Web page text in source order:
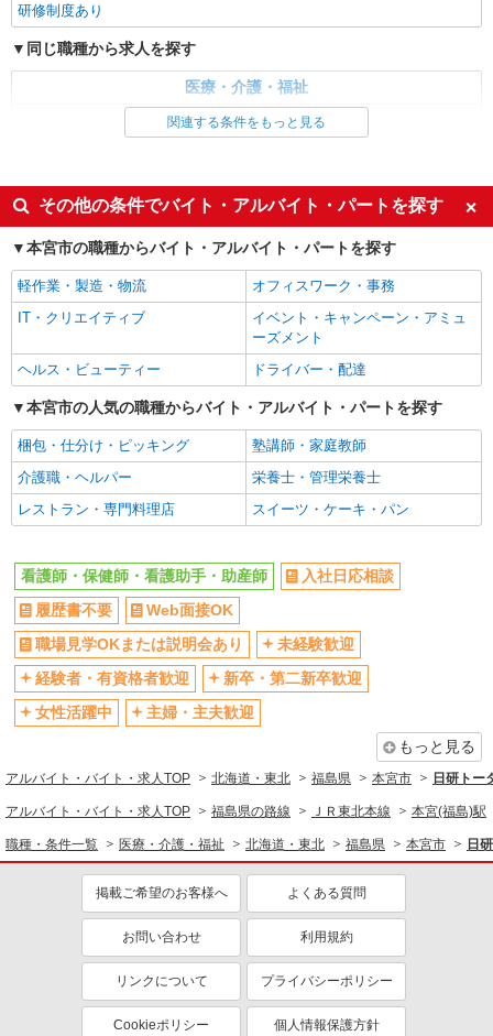
時給1350円〜2062円 ＜日払い有/週払い有/交
通費全支給(ガソリン代含む)＞
福島県本宮市本宮字南町裡
業務委託
SOMPOヘルスサポート株式会社 全支援対応コース
保健師・管理栄養士 特定保健指導
報酬：出来高制 報酬額（消費税抜き）： ・事
業所一括面談(対面) 1日：10,000円〜14,716円 ・
個別訪問(対面) 1件：4,286円〜5,239円 ・遠隔面
談 1件：1,500〜1,691円 ・電話支援 1件：
1,000円〜1,429円 ・ICTメール支援 1件：500円
※上記金額に消費税を加えた金額をお支払いいた
します ※交通費・電話代は弊社負担。その他、支
【活動エリア】福島県本宮市及びその周辺
キープ 詳細を見る
研修制度あり
同じ職種から求人を探す
医療・介護・福祉
看護師・保健師・看護助手・助産師
未経験歓迎
ミドル（40代～）活躍中
交通費支給
社会保険あり
関連する条件をもっと見る
その他の条件でバイト・アルバイト・パートを探す
本宮市の職種からバイト・アルバイト・パートを探す
軽作業・製造・物流
オフィスワーク・事務
IT・クリエイティブ
イベント・キャンペーン・アミュ
ーズメント
ヘルス・ビューティー
ドライバー・配達
本宮市の人気の職種からバイト・アルバイト・パートを探す
梱包・仕分け・ピッキング
塾講師・家庭教師
介護職・ヘルパー
栄養士・管理栄養士
レストラン・専門料理店
スイーツ・ケーキ・パン
看護師・保健師・看護助手・助産師
入社日応相談
履歴書不要
Web面接OK
職場見学OKまたは説明会あり
未経験歓迎
経験者・有資格者歓迎
新卒・第二新卒歓迎
女性活躍中
主婦・主夫歓迎
もっと見る
アルバイト・バイト・求人TOP 北海道・東北 福島県 本宮市 日研トー
アルバイト・バイト・求人TOP 福島県の路線 ＪＲ東北本線 本宮(福島)駅
職種・条件一覧 医療・介護・福祉 北海道・東北 福島県 本宮市 日
掲載ご希望のお客様へ よくある質問
お問い合わせ 利用規約
リンクについて プライバシーポリシー
Cookieポリシー 個人情報保護方針